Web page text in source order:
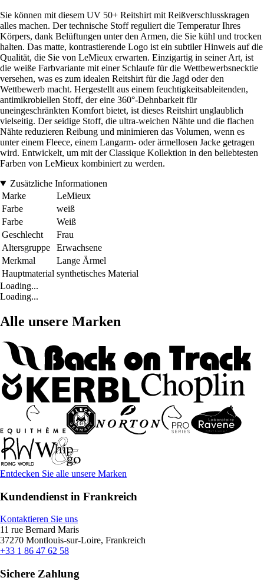
Sie können mit diesem UV 50+ Reitshirt mit Reißverschlusskragen
alles machen. Der technische Stoff reguliert die Temperatur Ihres
Körpers, dank Belüftungen unter den Armen, die Sie kühl und trocken
halten. Das matte, kontrastierende Logo ist ein subtiler Hinweis auf die
Qualität, die Sie von LeMieux erwarten. Einzigartig in seiner Art, ist
die weiße Farbvariante mit einer Schlaufe für die Wettbewerbsnecktie
versehen, was es zum idealen Reitshirt für die Jagd oder den
Wettbewerb macht. Hergestellt aus einem feuchtigkeitsableitenden,
antimikrobiellen Stoff, der eine 360°-Dehnbarkeit für
uneingeschränkten Komfort bietet, ist dieses Reitshirt unglaublich
vielseitig. Der seidige Stoff, die ultra-weichen Nähte und die flachen
Nähte reduzieren Reibung und minimieren das Volumen, wenn es
unter einem Fleece, einem Langarm- oder ärmellosen Jacke getragen
wird. Entwickelt, um mit der Classique Kollektion in den beliebtesten
Farben von LeMieux kombiniert zu werden.
Zusätzliche Informationen
Marke
LeMieux
Farbe
weiß
Farbe
Weiß
Geschlecht
Frau
Altersgruppe
Erwachsene
Merkmal
Lange Ärmel
Hauptmaterial synthetisches Material
Loading...
Loading...
Alle unsere Marken
Entdecken Sie alle unsere Marken
Kundendienst in Frankreich
Kontaktieren Sie uns
11 rue Bernard Maris
37270 Montlouis-sur-Loire, Frankreich
+33 1 86 47 62 58
Sichere Zahlung